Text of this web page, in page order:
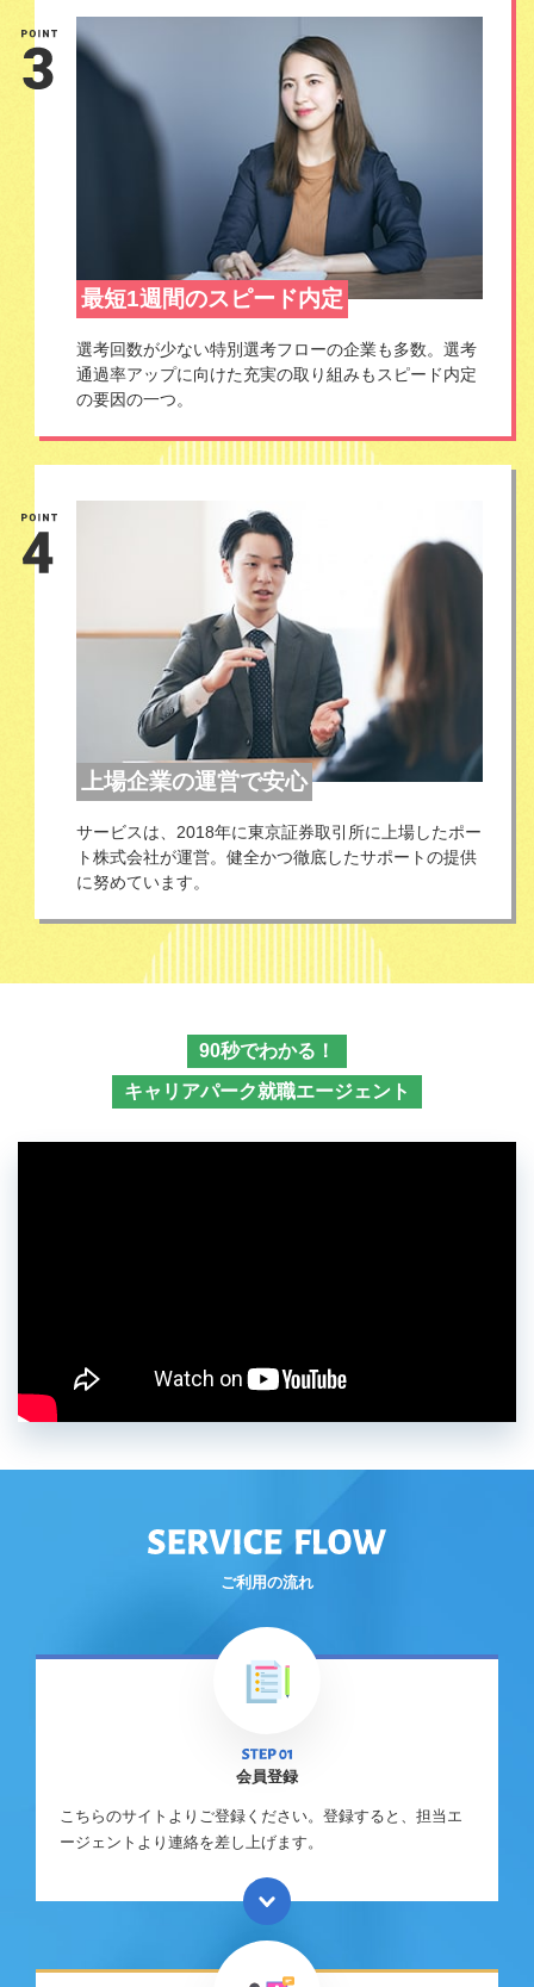
最短1週間のスピード内定
選考回数が少ない特別選考フローの企業も多数。選考
通過率アップに向けた充実の取り組みもスピード内定
の要因の一つ。
上場企業の運営で安心
サービスは、2018年に東京証券取引所に上場したポー
ト株式会社が運営。健全かつ徹底したサポートの提供
に努めています。
90秒でわかる！
キャリアパーク就職エージェント
ご利用の流れ
会員登録
こちらのサイトよりご登録ください。登録すると、担当エ
ージェントより連絡を差し上げます。